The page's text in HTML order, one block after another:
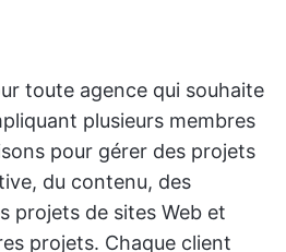
toute agence qui souhaite
plusieurs membres
pour gérer des projets
du contenu, des
projets de sites Web et
projets. Chaque client